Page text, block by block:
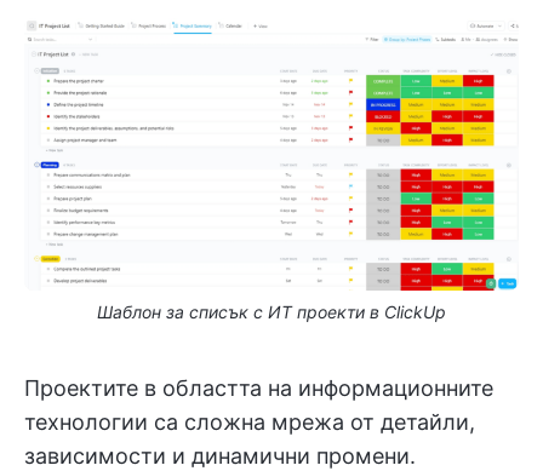
Шаблон за списък с ИТ проекти в ClickUp
Проектите в областта на информационните
технологии са сложна мрежа от детайли,
зависимости и динамични промени.